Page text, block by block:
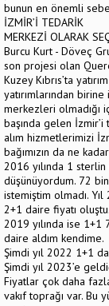
bunun en önemli
İZMİR’İ TEDARİK
MERKEZİ OLARAK
Burcu Kurt - Döveç
son projesi olan
Kuzey Kıbrıs’ta
yatırımlarından
merkezleri olmadığı
başında gelen
alım hizmetlerimizi
bağımızın da ne
2016 yılında 1
düşünüyordum. 72
istemiştim olmadı.
2+1 daire fiyatı
2019 yılında ise
daire aldım kendime.
Şimdi yıl 2022 1+1
Şimdi yıl 2023’e
Fiyatlar çok daha
vakıf toprağı var. Bu